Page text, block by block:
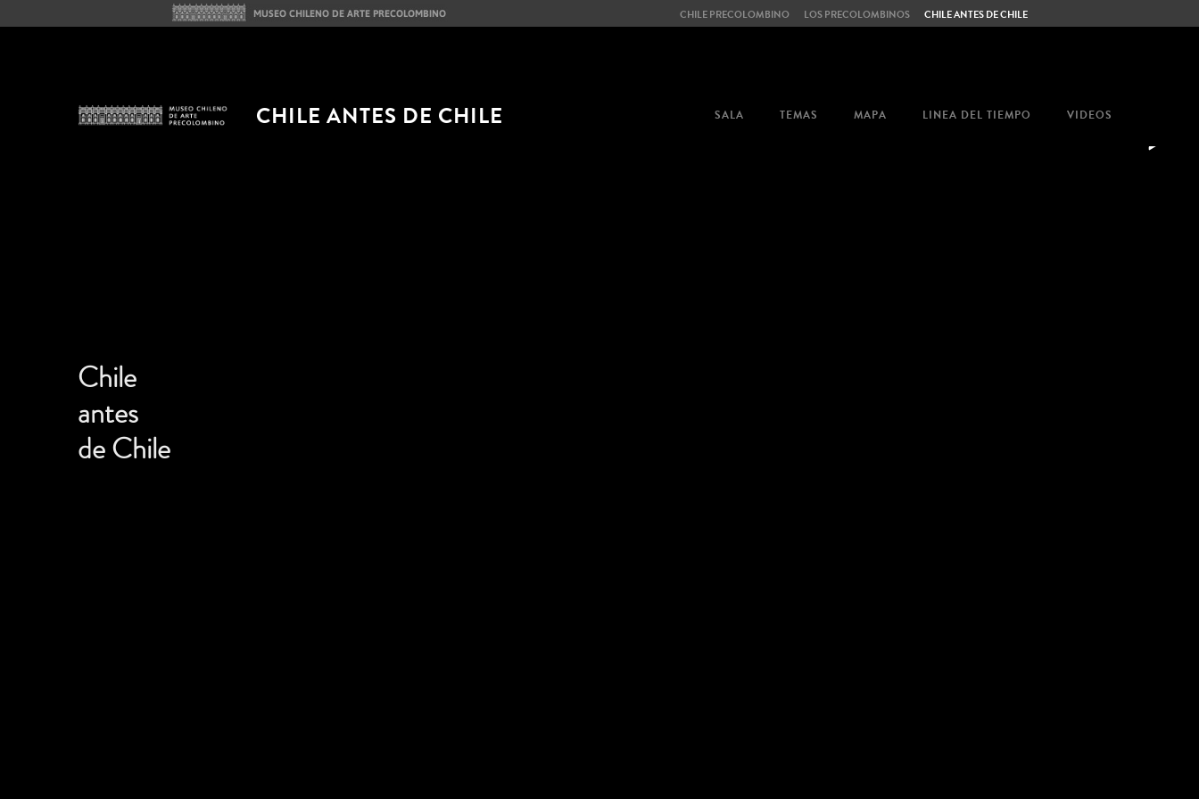
CHILE PRECOLOMBINO LOS PRECOLOMBINOS CHILE ANTES DE CHILE
CHILE ANTES DE CHILE SALA TEMAS MAPA LINEA DEL TIEMPO VIDEOS
Chile
antes
de Chile
>